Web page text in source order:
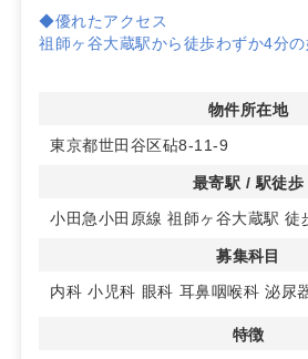
◆優れたアクセス
祖師ヶ谷大蔵駅から徒歩わずか4分の
域の患者様へのアクセスが非常に便
1階と2階には既に脳神経外科、薬局
で、12月にオープン予定です。様々
可能です。
2階には27坪、3階には9坪のスペー
線設計により、スタッフの作業効率
物件所在地
東京都世田谷区砧8-11-9
最寄駅 / 駅徒歩
小田急小田原線 祖師ヶ谷大蔵駅 徒
募集科目
内科 小児科 眼科 耳鼻咽喉科 泌尿
特徴